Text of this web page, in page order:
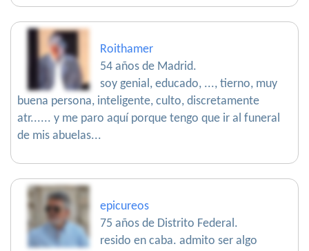
Roithamer
54 años de Madrid.
soy genial, educado, ..., tierno, muy
buena persona, inteligente, culto, discretamente
atr...... y me paro aquí porque tengo que ir al funeral
de mis abuelas...
epicureos
75 años de Distrito Federal.
resido en caba. admito ser algo